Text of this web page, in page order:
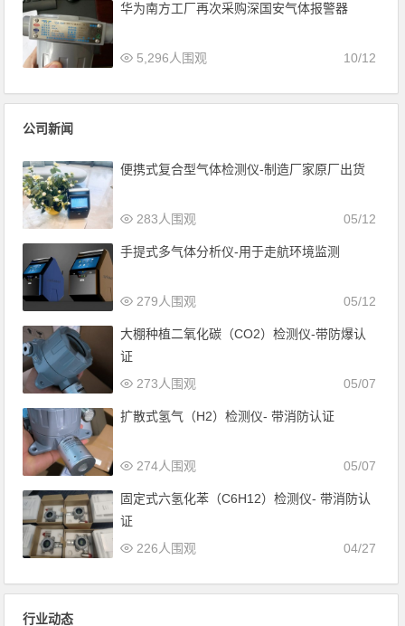
华为南方工厂再次采购深国安气体报警器
10/12
5,296人围观
公司新闻
便携式复合型气体检测仪-制造厂家原厂出货
05/12
283人围观
手提式多气体分析仪-用于走航环境监测
05/12
279人围观
大棚种植二氧化碳（CO2）检测仪-带防爆认
证
05/07
273人围观
扩散式氢气（H2）检测仪- 带消防认证
05/07
274人围观
固定式六氢化苯（C6H12）检测仪- 带消防认
证
04/27
226人围观
行业动态